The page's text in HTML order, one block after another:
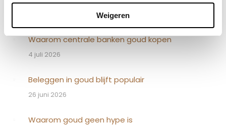
Weigeren
Waarom centrale banken goud kopen
4 juli 2026
Beleggen in goud blijft populair
26 juni 2026
Waarom goud geen hype is